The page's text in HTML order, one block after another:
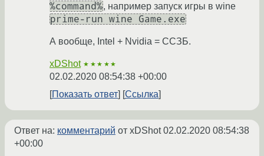
%command%, например запуск игры в wine
prime-run wine Game.exe
А вообще, Intel + Nvidia = ССЗБ.
xDShot ★★★★★
02.02.2020 08:54:38 +00:00
Показать ответ
Ссылка
Ответ на: комментарий от xDShot02.02.2020 08:54:38
+00:00